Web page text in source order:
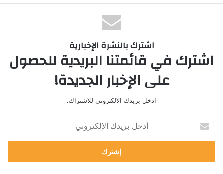
اشترك بالنشرة الإخبارية
اشترك في قائمتنا البريدية للحصول
على الإخبار الجديدة!
ادخل بريدك الالكتروني للاشتراك.
بريدك
الإلكتروني